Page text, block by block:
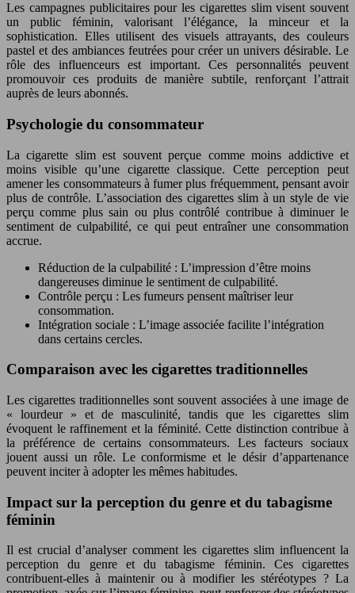
Les campagnes publicitaires pour les cigarettes slim visent souvent
un public féminin, valorisant l’élégance, la minceur et la
sophistication. Elles utilisent des visuels attrayants, des couleurs
pastel et des ambiances feutrées pour créer un univers désirable. Le
rôle des influenceurs est important. Ces personnalités peuvent
promouvoir ces produits de manière subtile, renforçant l’attrait
auprès de leurs abonnés.
Psychologie du consommateur
La cigarette slim est souvent perçue comme moins addictive et
moins visible qu’une cigarette classique. Cette perception peut
amener les consommateurs à fumer plus fréquemment, pensant avoir
plus de contrôle. L’association des cigarettes slim à un style de vie
perçu comme plus sain ou plus contrôlé contribue à diminuer le
sentiment de culpabilité, ce qui peut entraîner une consommation
accrue.
Réduction de la culpabilité : L’impression d’être moins
dangereuses diminue le sentiment de culpabilité.
Contrôle perçu : Les fumeurs pensent maîtriser leur
consommation.
Intégration sociale : L’image associée facilite l’intégration
dans certains cercles.
Comparaison avec les cigarettes traditionnelles
Les cigarettes traditionnelles sont souvent associées à une image de
« lourdeur » et de masculinité, tandis que les cigarettes slim
évoquent le raffinement et la féminité. Cette distinction contribue à
la préférence de certains consommateurs. Les facteurs sociaux
jouent aussi un rôle. Le conformisme et le désir d’appartenance
peuvent inciter à adopter les mêmes habitudes.
Impact sur la perception du genre et du tabagisme
féminin
Il est crucial d’analyser comment les cigarettes slim influencent la
perception du genre et du tabagisme féminin. Ces cigarettes
contribuent-elles à maintenir ou à modifier les stéréotypes ? La